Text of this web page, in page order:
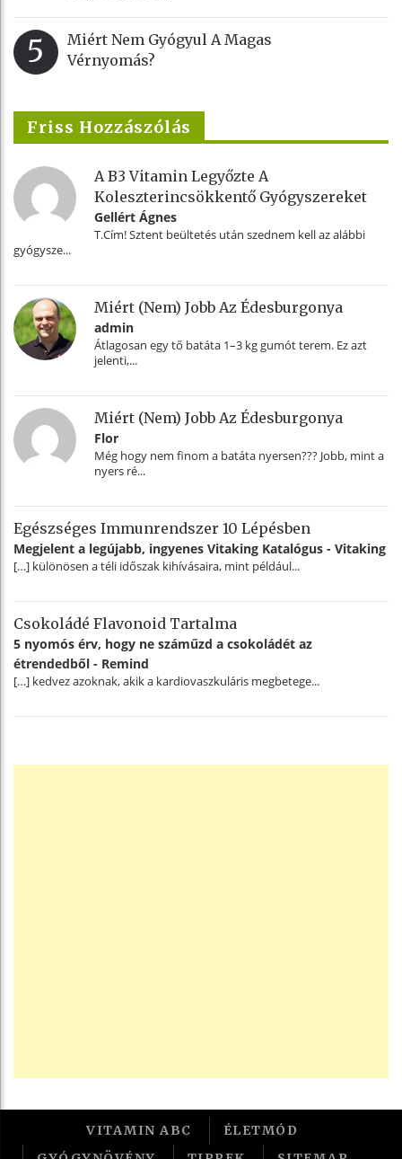
5
Miért Nem Gyógyul A Magas
Vérnyomás?
Friss Hozzászólás
A B3 Vitamin Legyőzte A
Koleszterincsökkentő Gyógyszereket
Gellért Ágnes
T.Cím! Sztent beültetés után szednem kell az alábbi
gyógysze...
Miért (nem) Jobb Az Édesburgonya
admin
Átlagosan egy tő batáta 1–3 kg gumót terem. Ez azt
jelenti,...
Miért (nem) Jobb Az Édesburgonya
Flor
Még hogy nem finom a batáta nyersen??? Jobb, mint a
nyers ré...
Egészséges Immunrendszer 10 Lépésben
Megjelent a legújabb, ingyenes Vitaking Katalógus - Vitaking
[…] különösen a téli időszak kihívásaira, mint például...
Csokoládé Flavonoid Tartalma
5 nyomós érv, hogy ne száműzd a csokoládét az
étrendedből - Remind
[…] kedvez azoknak, akik a kardiovaszkuláris megbetege...
VITAMIN ABC
ÉLETMÓD